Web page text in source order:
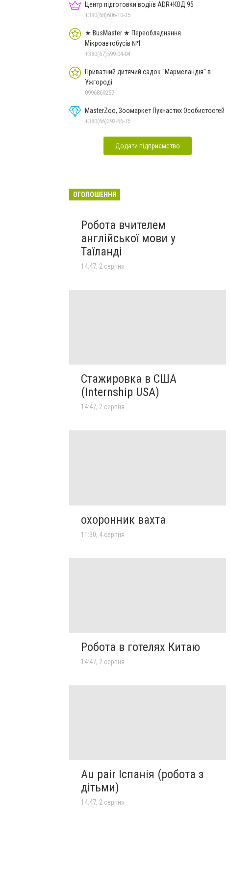
Центр підготовки водіїв ADR+КОД 95
+380(68)606-10-35
★ BusMaster ★ Переобладнання
Мікроавтобусів №1
+380(67)599-04-04
Приватний дитячий садок "Мармеландія" в
Ужгороді
0996869257
MasterZoo, Зоомаркет Пухнастих Особистостей
+380(66)393-66-75
Додати підприємство
ОГОЛОШЕННЯ
Робота вчителем
англійської мови у
Таїланді
14:47, 2 серпня
Стажировка в США
(Internship USA)
14:47, 2 серпня
охоронник вахта
11:30, 4 серпня
Робота в готелях Китаю
14:47, 2 серпня
Au pair Іспанія (робота з
дітьми)
14:47, 2 серпня